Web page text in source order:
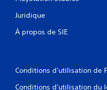
Juridique
À propos de SIE
Conditions d'utilisation de
Conditions d'utilisation du